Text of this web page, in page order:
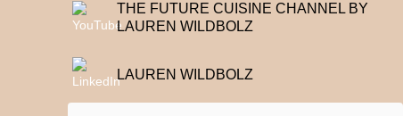
THE FUTURE CUISINE CHANNEL BY
LAUREN WILDBOLZ
LAUREN WILDBOLZ